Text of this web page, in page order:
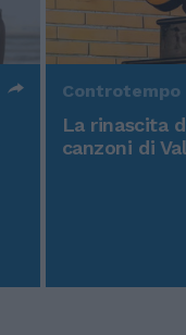
Controtempo
La rinascita
canzoni di